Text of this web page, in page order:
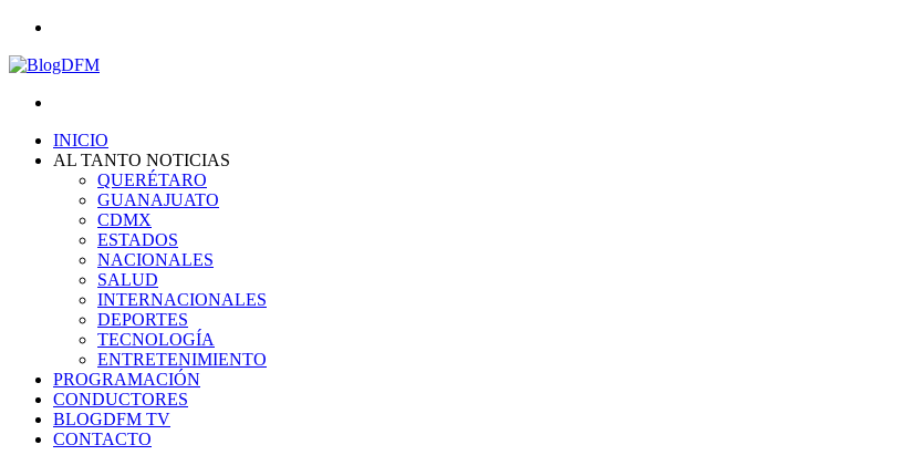
INICIO
AL TANTO NOTICIAS
QUERÉTARO
GUANAJUATO
CDMX
ESTADOS
NACIONALES
SALUD
INTERNACIONALES
DEPORTES
TECNOLOGÍA
ENTRETENIMIENTO
PROGRAMACIÓN
CONDUCTORES
BLOGDFM TV
CONTACTO